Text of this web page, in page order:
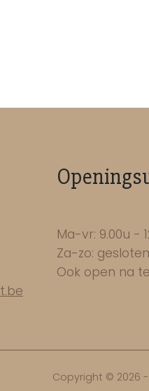
Ma-vr: 9.00u -
Za-zo: gesloten
Ook open na
Copyright © 2026